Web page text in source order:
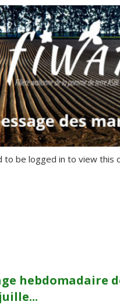
to be logged in to view this
hebdomadaire